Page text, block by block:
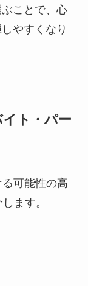
ことで、心
やすくなり
ト・パー
可能性の高
ます。